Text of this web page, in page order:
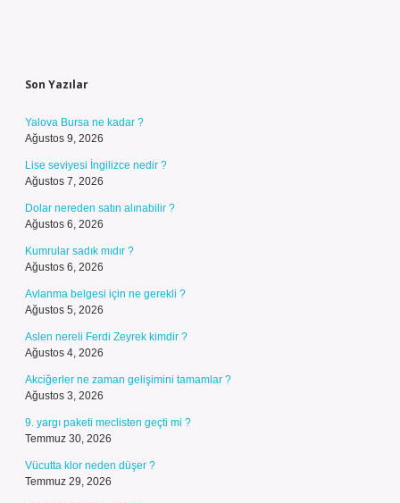
Son Yazılar
Yalova Bursa ne kadar ?
Ağustos 9, 2026
Lise seviyesi İngilizce nedir ?
Ağustos 7, 2026
Dolar nereden satın alınabilir ?
Ağustos 6, 2026
Kumrular sadık mıdır ?
Ağustos 6, 2026
Avlanma belgesi için ne gerekli ?
Ağustos 5, 2026
Aslen nereli Ferdi Zeyrek kimdir ?
Ağustos 4, 2026
Akciğerler ne zaman gelişimini tamamlar ?
Ağustos 3, 2026
9. yargı paketi meclisten geçti mi ?
Temmuz 30, 2026
Vücutta klor neden düşer ?
Temmuz 29, 2026